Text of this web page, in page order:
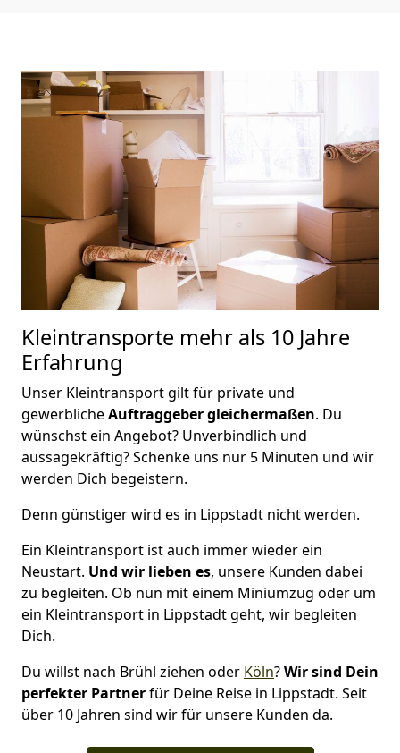
Kleintransporte mehr als 10 Jahre
Erfahrung
Unser Kleintransport gilt für private und
gewerblicheAuftraggeber gleichermaßen. Du
wünschst ein Angebot? Unverbindlich und
aussagekräftig? Schenke uns nur 5 Minuten und wir
werden Dich begeistern.
Denn günstiger wird es in Lippstadt nicht werden.
Ein Kleintransport ist auch immer wieder ein
Neustart. Und wir lieben es, unsere Kunden dabei
zu begleiten. Ob nun mit einem Miniumzug oder um
ein Kleintransport in Lippstadt geht, wir begleiten
Dich.
Du willst nach Brühl ziehen oder Köln?Wir sind Dein
perfekter Partnerfür Deine Reise in Lippstadt. Seit
über 10 Jahren sind wir für unsere Kunden da.